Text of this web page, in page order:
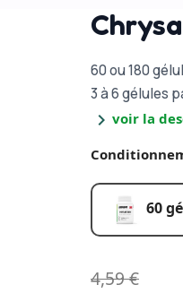
60 ou 180
3 à 6 gélules
chevron_right voir la
60
4,59 €